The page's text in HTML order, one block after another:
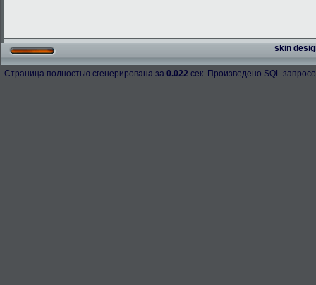
skin
Страница полностью сгенерирована за 0.022 сек. Произведено SQL